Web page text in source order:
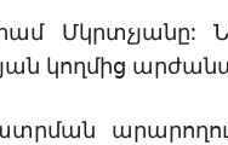
Մկրտչյանը:
կողմից